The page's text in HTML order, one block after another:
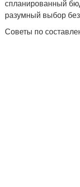
спланированный
разумный выбор
Советы по